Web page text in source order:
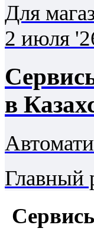
Для
2 июля
в
Главный